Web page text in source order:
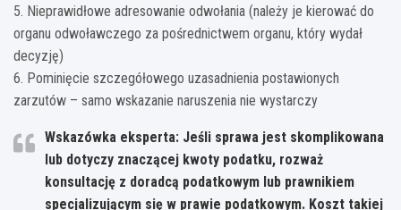
5. Nieprawidłowe adresowanie odwołania (należy je kierować do
organu odwoławczego za pośrednictwem organu, który wydał
decyzję)
6. Pominięcie szczegółowego uzasadnienia postawionych
zarzutów – samo wskazanie naruszenia nie wystarczy
Wskazówka eksperta: Jeśli sprawa jest skomplikowana
lub dotyczy znaczącej kwoty podatku, rozważ
konsultację z doradcą podatkowym lub prawnikiem
specjalizującym się w prawie podatkowym. Koszt takiej